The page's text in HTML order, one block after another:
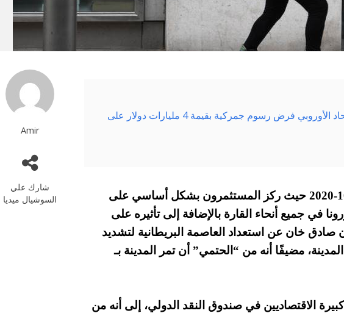
Amir
شارك علي
السوشيال ميديا
قواعد منظمة التجارة العالمية يمكن للاتحاد الأوروبي فرض رسوم جمركية بقيمة 4 مليارات دولار على
ارتفعت تداولات الاسهم الاوروبية 14-10-2020 حيث ركز المستثمرون بشكل أساسي على
في جميع أنحاء القارة بالإضافة إلى تأثيره على
صادق خان عن استعداد العاصمة البريطانية لتشديد
مضيفًا أنه من “الحتمي” أن تمر المدينة بـ
الاقتصاديين في صندوق النقد الدولي، إلى أنه من